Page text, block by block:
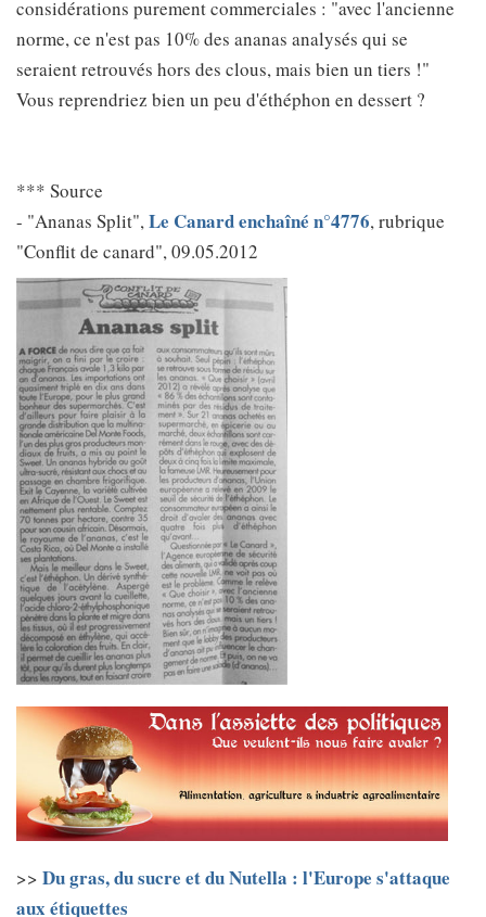
considérations purement commerciales : "avec l'ancienne
norme, ce n'est pas 10% des ananas analysés qui se
seraient retrouvés hors des clous, mais bien un tiers !"
Vous reprendriez bien un peu d'éthéphon en dessert ?
*** Source
- "Ananas Split",Le Canard enchaîné n°4776, rubrique
"Conflit de canard", 09.05.2012
>> Du gras, du sucre et du Nutella : l'Europe s'attaque
aux étiquettes